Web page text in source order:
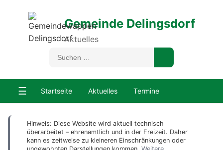
Gemeinde Delingsdorf
Aktuelles
☰ Startseite Aktuelles Termine
Hinweis: Diese Website wird aktuell technisch
überarbeitet – ehrenamtlich und in der Freizeit. Daher
kann es zeitweise zu kleineren Einschränkungen oder